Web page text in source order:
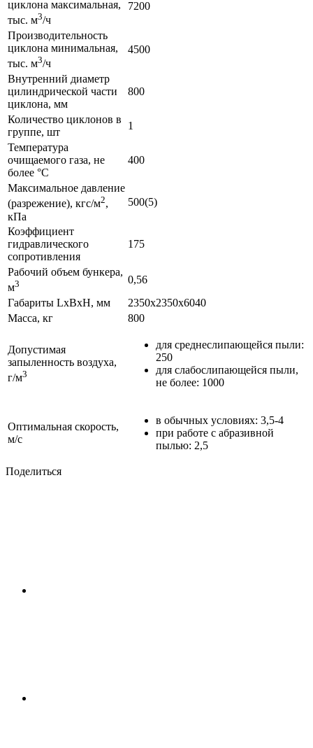
циклона максимальная,
тыс. м3/ч
7200
Производительность
циклона минимальная,
тыс. м3/ч
4500
Внутренний диаметр
цилиндрической части
циклона, мм
800
Количество циклонов в
группе, шт
1
Температура
очищаемого газа, не
более °С
400
Максимальное давление
(разрежение), кгс/м2,
кПа
500(5)
Коэффициент
гидравлического
сопротивления
175
Рабочий объем бункера,
м3
0,56
Габариты LxBxH, мм
2350x2350x6040
Масса, кг
800
Допустимая
запыленность воздуха,
г/м3
для среднеслипающейся пыли:
250
для слабослипающейся пыли,
не более: 1000
Оптимальная скорость,
м/с
в обычных условиях: 3,5-4
при работе с абразивной
пылью: 2,5
Поделиться